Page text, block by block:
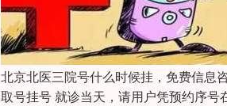
北京北医三院号什么时候挂，免费信息
取号挂号 就诊当天，请用户凭预约序